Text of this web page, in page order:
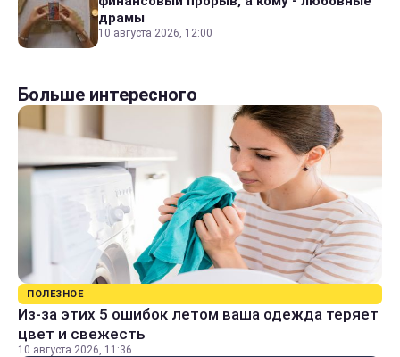
драмы
10 августа 2026, 12:00
Больше интересного
ПОЛЕЗНОЕ
Из-за этих 5 ошибок летом ваша одежда теряет
цвет и свежесть
10 августа 2026, 11:36